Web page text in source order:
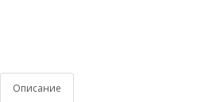
Описание